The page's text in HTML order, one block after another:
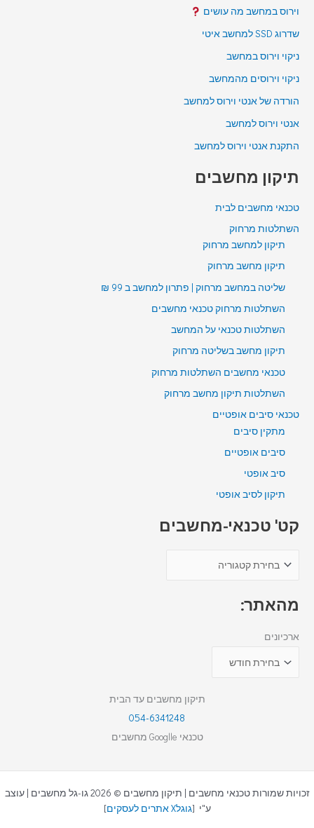
וירוס במחשב מה עושים
שדרוג SSD למחשב איטי
ניקוי וירוס במחשב
ניקוי וירוסים מהמחשב
הורדה של אנטי וירוס למחשב
אנטי וירוס למחשב
התקנת אנטי וירוס למחשב
תיקון מחשבים
טכנאי מחשבים לבית
השתלטות מרחוק
תיקון למחשב מרחוק
תיקון מחשב מרחוק
שליטה במחשב מרחוק | פתרון למחשב ב 99 ₪
השתלטות מרחוק טכנאי מחשבים
השתלטות טכנאי על המחשב
תיקון מחשב בשליטה מרחוק
טכנאי מחשבים השתלטות מרחוק
השתלטות תיקון מחשב מרחוק
טכנאי סיבים אופטיים
מתקין סיבים
סיבים אופטיים
סיב אופטי
תיקון לסיב אופטי
קט' טכנאי-מחשבים
מהאתר:
ארכיונים
תיקון מחשבים עד הבית
054-6341248
טכנאי Googlle מחשבים
זכויות שמורות טכנאי מחשבים | תיקון מחשבים © 2026 גו-גל מחשבים | עוצב
ע"י [גוגלX אתרים לעסקים ]